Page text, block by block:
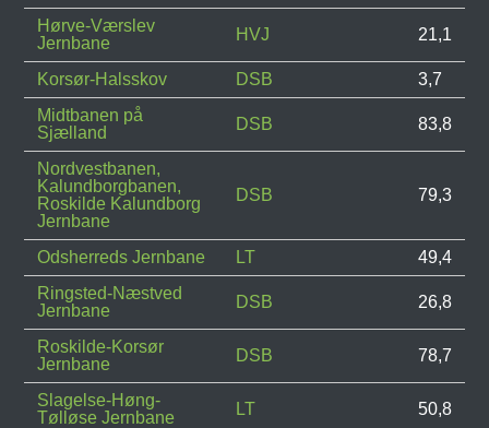
Hørve-Værslev
Jernbane
HVJ 21,1
Korsør-Halsskov DSB
3,7
Midtbanen på
Sjælland
DSB 83,8
Nordvestbanen,
Kalundborgbanen,
Roskilde Kalundborg
Jernbane
DSB 79,3
Odsherreds Jernbane LT
49,4
Ringsted-Næstved
Jernbane
DSB 26,8
Roskilde-Korsør
Jernbane
DSB 78,7
Slagelse-Høng-
Tølløse Jernbane
LT 50,8